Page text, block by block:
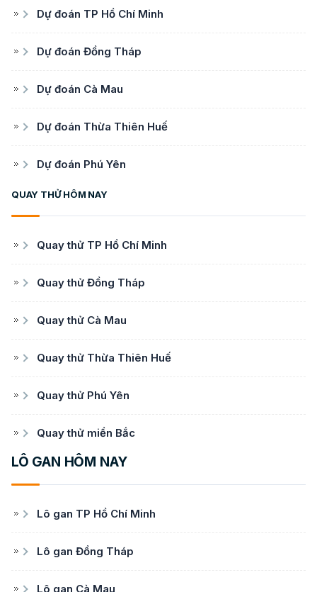
Dự đoán TP Hồ Chí Minh
Dự đoán Đồng Tháp
Dự đoán Cà Mau
Dự đoán Thừa Thiên Huế
Dự đoán Phú Yên
QUAY THỬ HÔM NAY
Quay thử TP Hồ Chí Minh
Quay thử Đồng Tháp
Quay thử Cà Mau
Quay thử Thừa Thiên Huế
Quay thử Phú Yên
Quay thử miền Bắc
LÔ GAN HÔM NAY
Lô gan TP Hồ Chí Minh
Lô gan Đồng Tháp
Lô gan Cà Mau